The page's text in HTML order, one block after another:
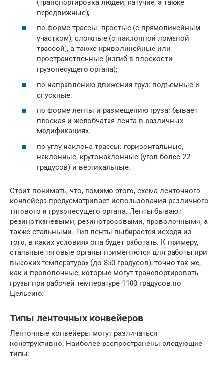
(транспортировка людей, катучие, а также
передвижные);
по форме трассы: простые (с прямолинейным
участком), сложные (с наклонной ломаной
трассой), а также криволинейные или
пространственные (изгиб в плоскости
грузонесущего органа);
по направлению движения груз: подъемные и
спускные;
по форме ленты и размещению груза: бывает
плоская и желобчатая лента в различных
модификациях;
по углу наклона трассы: горизонтальные,
наклонные, крутонаклонные (угол более 22
градусов) и вертикальные.
Стоит понимать, что, помимо этого, схема ленточного
конвейера предусматривает использования различного
тягового и грузонесущего органа. Ленты бывают
резинотканевыми, резинотросовыми, проволочными, а
также стальными. Тип ленты выбирается исходя из
того, в каких условиях она будет работать. К примеру,
стальные тяговые органы применяются для работы при
высоких температурах (до 850 градусов), точно так же,
как и проволочные, которые могут транспортировать
грузы при рабочей температуре 1100 градусов по
Цельсию.
Типы ленточных конвейеров
Ленточные конвейеры могут различаться
конструктивно. Наиболее распространены следующие
типы: